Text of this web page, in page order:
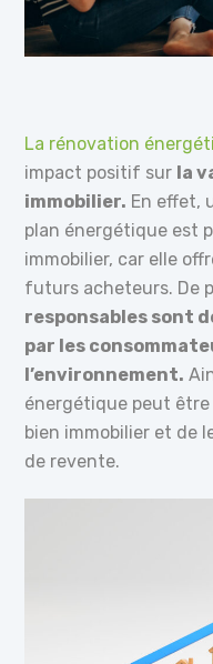
La rénovation
impact positif sur la
immobilier. En effet,
plan énergétique est
immobilier, car elle
futurs acheteurs. De
responsables sont
par les
l’environnement.
énergétique peut
bien immobilier et de
de revente.